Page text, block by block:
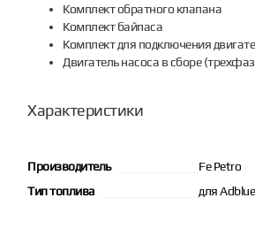
Комплект обратного клапана
Комплект байпаса
Комплект для подключения
Двигатель насоса в сборе
Характеристики
Производитель
Fe Petro
Тип топлива
для Adblue